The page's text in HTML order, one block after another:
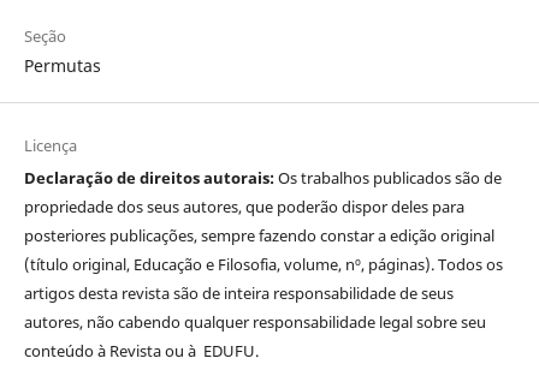
Seção
Permutas
Licença
Declaração de direitos autorais:Os trabalhos publicados são de
propriedade dos seus autores, que poderão dispor deles para
posteriores publicações, sempre fazendo constar a edição original
(título original, Educação e Filosofia, volume, nº, páginas). Todos os
artigos desta revista são de inteira responsabilidade de seus
autores, não cabendo qualquer responsabilidade legal sobre seu
conteúdo à Revista ou à EDUFU.